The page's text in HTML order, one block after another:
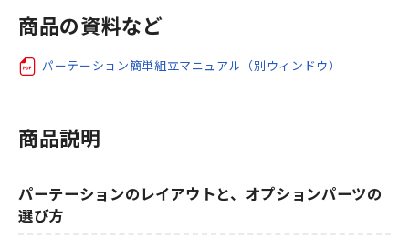
商品の資料など
パーテーション簡単組立マニュアル（別ウィンドウ）
商品説明
パーテーションのレイアウトと、オプションパーツの
選び方